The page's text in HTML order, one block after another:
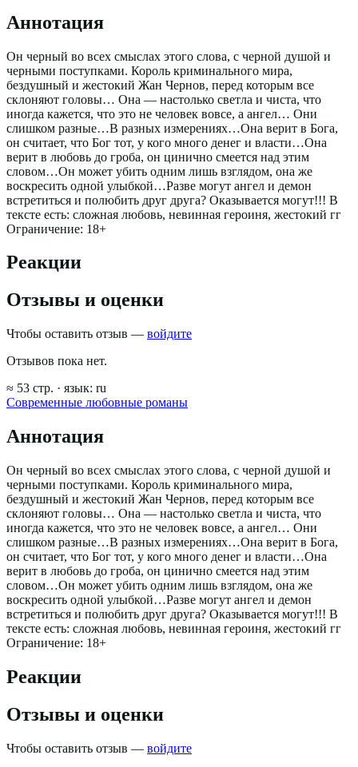
Аннотация
Он черный во всех смыслах этого слова, с черной душой и
черными поступками. Король криминального мира,
бездушный и жестокий Жан Чернов, перед которым все
склоняют головы… Она — настолько светла и чиста, что
иногда кажется, что это не человек вовсе, а ангел… Они
слишком разные…В разных измерениях…Она верит в Бога,
он считает, что Бог тот, у кого много денег и власти…Она
верит в любовь до гроба, он цинично смеется над этим
словом…Он может убить одним лишь взглядом, она же
воскресить одной улыбкой…Разве могут ангел и демон
встретиться и полюбить друг друга? Оказывается могут!!! В
тексте есть: сложная любовь, невинная героиня, жестокий гг
Ограничение: 18+
Реакции
Отзывы и оценки
Чтобы оставить отзыв — войдите
Отзывов пока нет.
≈ 53 стр. · язык: ru
Современные любовные романы
Аннотация
Он черный во всех смыслах этого слова, с черной душой и
черными поступками. Король криминального мира,
бездушный и жестокий Жан Чернов, перед которым все
склоняют головы… Она — настолько светла и чиста, что
иногда кажется, что это не человек вовсе, а ангел… Они
слишком разные…В разных измерениях…Она верит в Бога,
он считает, что Бог тот, у кого много денег и власти…Она
верит в любовь до гроба, он цинично смеется над этим
словом…Он может убить одним лишь взглядом, она же
воскресить одной улыбкой…Разве могут ангел и демон
встретиться и полюбить друг друга? Оказывается могут!!! В
тексте есть: сложная любовь, невинная героиня, жестокий гг
Ограничение: 18+
Реакции
Отзывы и оценки
Чтобы оставить отзыв — войдите